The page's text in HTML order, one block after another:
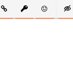
СПИСОКСПИСОК
ССЫЛКУ
ВСТАВИТЬ